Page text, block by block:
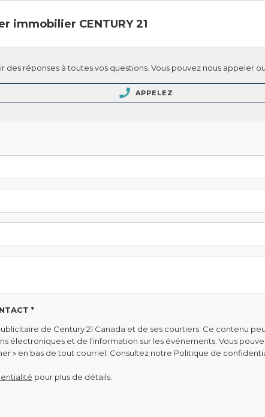
immobilier CENTURY 21
réponses à toutes vos questions. Vous pouvez nous appeler
APPELEZ
*
de Century 21 Canada et de ses courtiers. Ce contenu
électroniques et de l’information sur les événements. Vous
» en bas de tout courriel. Consultez notre Politique de
pour plus de détails.
robot.